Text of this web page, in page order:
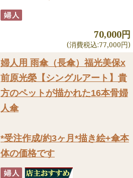
70,000円
(消費税込:77,000円)
婦人用 雨傘（長傘） 福光美保x
前原光榮【シングルアート】貴
方のペットが描かれた16本骨婦
人傘
*受注作成/約3ヶ月*描き絵+傘本
体の価格です